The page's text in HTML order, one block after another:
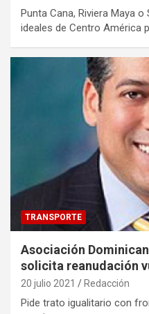
Punta Cana, Riviera Maya
ideales de Centro América
TRANSPORTE
Asociación
solicita reanudación
20 julio 2021 Redacción
Pide trato igualitario con